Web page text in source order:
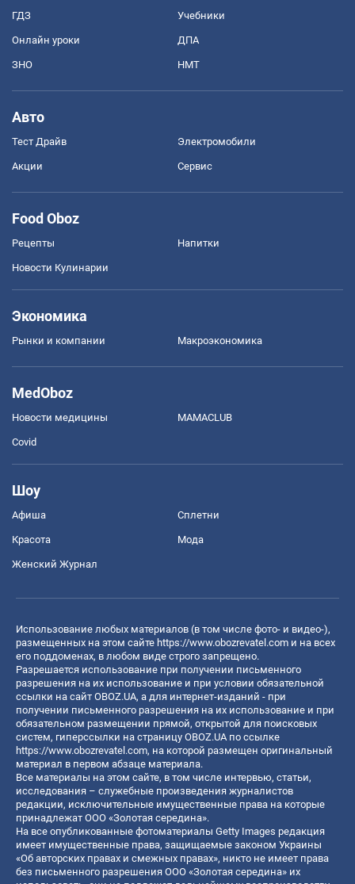
ГДЗ Учебники
Онлайн уроки ДПА
ЗНО НМТ
Авто
Тест Драйв Электромобили
Акции Сервис
Food Oboz
Рецепты Напитки
Новости Кулинарии
Экономика
Рынки и компании Mакроэкономика
MedOboz
Новости медицины MAMACLUB
Covid
Шоу
Афиша Сплетни
Красота Мода
Женский Журнал
Использование любых материалов (в том числе фото- и видео-),
размещенных на этом сайте https://www.obozrevatel.com и на всех
его поддоменах, в любом виде строго запрещено.
Разрешается использование при получении письменного
разрешения на их использование и при условии обязательной
ссылки на сайт OBOZ.UA, а для интернет-изданий - при
получении письменного разрешения на их использование и при
обязательном размещении прямой, открытой для поисковых
систем, гиперссылки на страницу OBOZ.UA по ссылке
https://www.obozrevatel.com, на которой размещен оригинальный
материал в первом абзаце материала.
Все материалы на этом сайте, в том числе интервью, статьи,
исследования – служебные произведения журналистов
редакции, исключительные имущественные права на которые
принадлежат ООО «Золотая середина».
На все опубликованные фотоматериалы Getty Images редакция
имеет имущественные права, защищаемые законом Украины
«Об авторских правах и смежных правах», никто не имеет права
без письменного разрешения ООО «Золотая середина» их